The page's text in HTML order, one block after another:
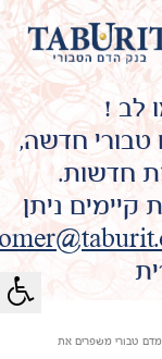
לב !
טבורי חדשה,
חדשות.
קיימים ניתן
טבורי משפרים את